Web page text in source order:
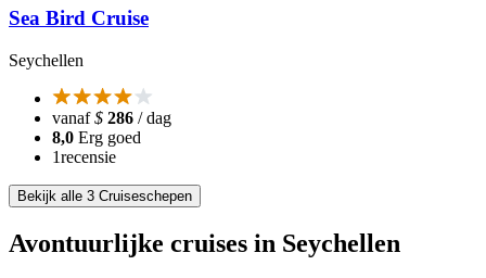
Sea Bird Cruise
Seychellen
vanaf$ 286 / dag
8,0 Erg goed
1recensie
Bekijk alle 3 Cruiseschepen
Avontuurlijke cruises in Seychellen